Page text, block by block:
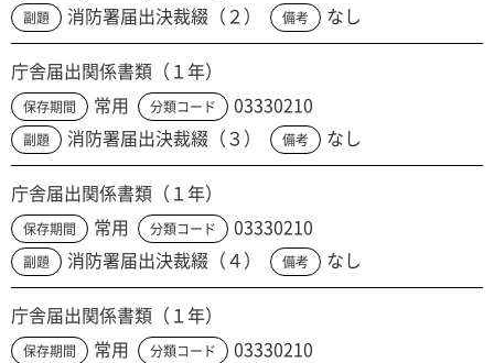
副題 消防署届出決裁綴（２） 備考 なし
庁舎届出関係書類（１年）
保存期間 常用 分類コード 03330210
副題 消防署届出決裁綴（３） 備考 なし
庁舎届出関係書類（１年）
保存期間 常用 分類コード 03330210
副題 消防署届出決裁綴（４） 備考 なし
庁舎届出関係書類（１年）
保存期間 常用 分類コード 03330210